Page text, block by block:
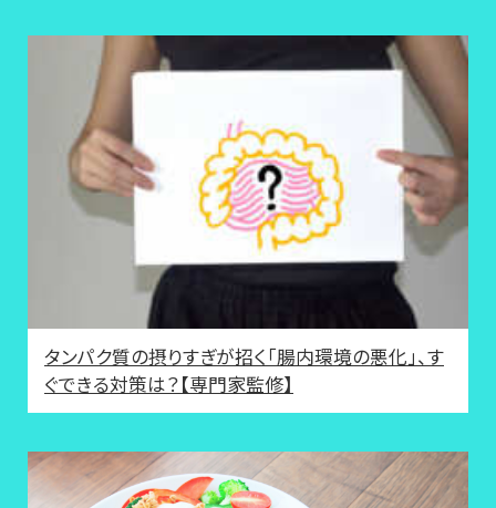
タンパク質の摂りすぎが招く「腸内環境の悪化」、す
ぐできる対策は？【専門家監修】